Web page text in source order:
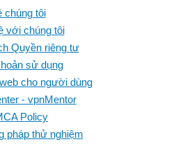
chúng tôi
với chúng tôi
Quyền riêng tư
sử dụng
cho người dùng
- vpnMentor
Policy
pháp thử nghiệm